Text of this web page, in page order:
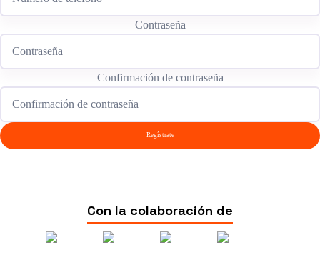
Contraseña
Confirmación de contraseña
Alternative:
Regístrate
Con la colaboración de